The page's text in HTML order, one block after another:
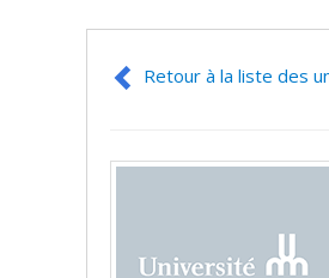
Retour à la liste des